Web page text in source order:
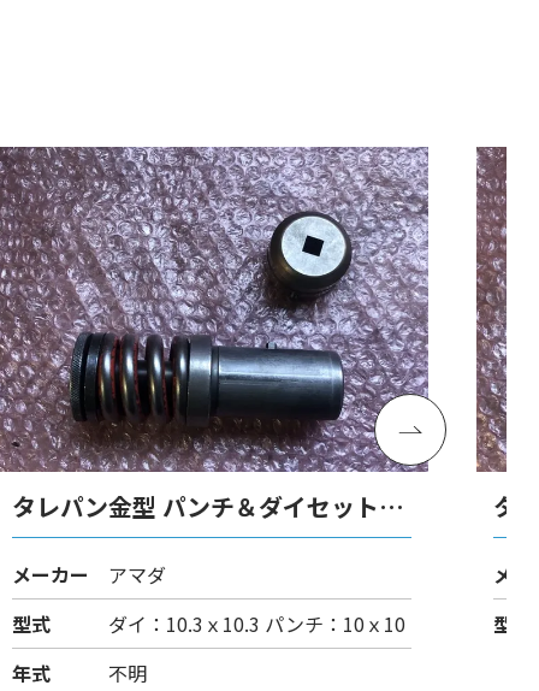
タレパン金型 パンチ＆ダイセット
（ショート）
メーカー
アマダ
型式
ダイ：10.3ｘ10.3 パンチ：10ｘ10
年式
不明
タ
（
メー
型式